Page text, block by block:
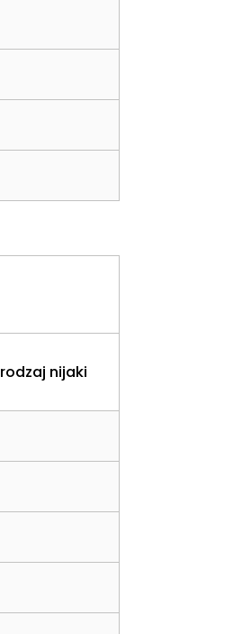
rodzaj nijaki